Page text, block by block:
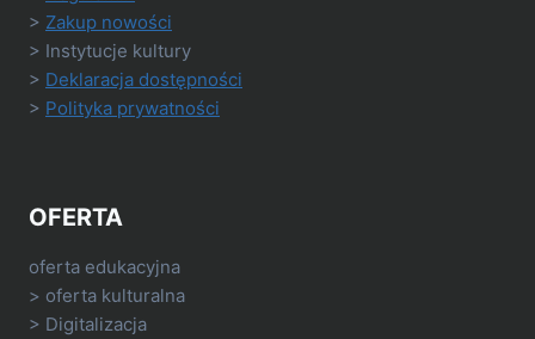
> Zakup nowości
> Instytucje kultury
> Deklaracja dostępności
> Polityka prywatności
OFERTA
oferta edukacyjna
> oferta kulturalna
> Digitalizacja